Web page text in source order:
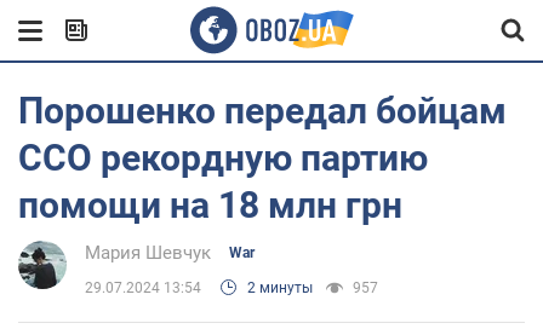
Порошенко передал бойцам
ССО рекордную партию
помощи на 18 млн грн
Мария Шевчук War
29.07.2024 13:54 2 минуты 957